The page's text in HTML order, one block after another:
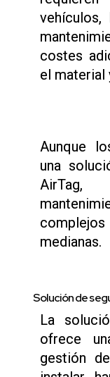
costes
el material
Aunque
una
complejos
medianas.
Solución de
La
ofrece
gestión